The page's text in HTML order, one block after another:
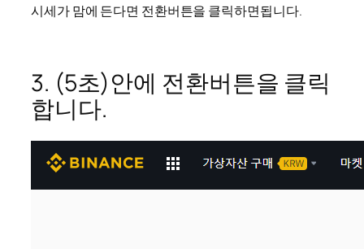
시세가 맘에 든다면 전환버튼을 클릭하면됩니다.
3. (5초)안에 전환버튼을 클릭
합니다.